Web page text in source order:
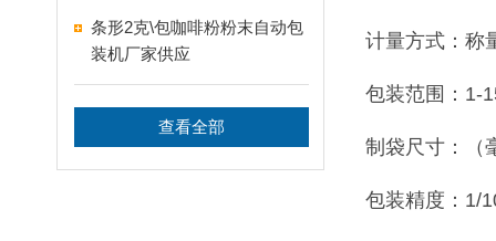
条形2克\包咖啡粉粉末自动包
装机厂家供应
查看全部
计量方式：称
包装范围：1-
制袋尺寸：（
包装精度：1/